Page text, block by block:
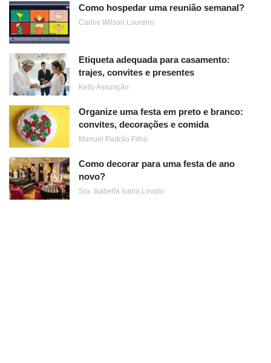
Como hospedar uma reunião semanal?
Carlos Wilson Loureiro
Etiqueta adequada para casamento:
trajes, convites e presentes
Kelly Assunção
Organize uma festa em preto e branco:
convites, decorações e comida
Manuel Padrão Filho
Como decorar para uma festa de ano
novo?
Sra. Isabella Ivana Lovato